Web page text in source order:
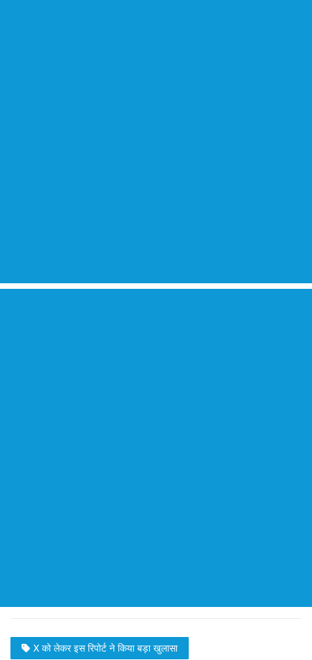
X को लेकर इस रिपोर्ट ने किया बड़ा खुलासा